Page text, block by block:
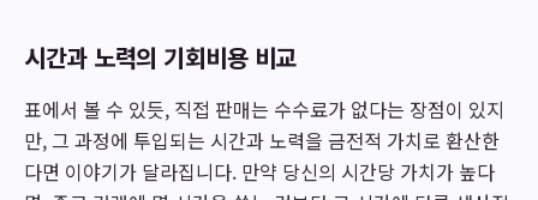
시간과 노력의 기회비용 비교
표에서 볼 수 있듯, 직접 판매는 수수료가 없다는 장점이 있지
만, 그 과정에 투입되는 시간과 노력을 금전적 가치로 환산한
다면 이야기가 달라집니다. 만약 당신의 시간당 가치가 높다